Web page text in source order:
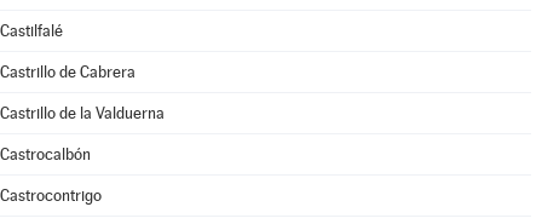
Castilfalé
Castrillo de Cabrera
Castrillo de la Valduerna
Castrocalbón
Castrocontrigo